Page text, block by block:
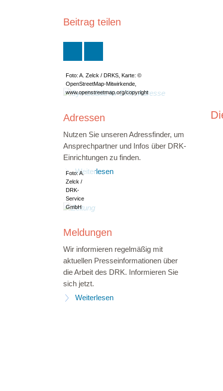
Beitrag teilen
Foto: A. Zelck / DRKS, Karte: ©
OpenStreetMap-Mitwirkende,
www.openstreetmap.org/copyright
Adressen
Nutzen Sie unseren Adressfinder, um
Ansprechpartner und Infos über DRK-
Einrichtungen zu finden.
Weiterlesen
Foto: A.
Zelck /
DRK-
Service
GmbH
Meldungen
Wir informieren regelmäßig mit
aktuellen Presseinformationen über
die Arbeit des DRK. Informieren Sie
sich jetzt.
Weiterlesen